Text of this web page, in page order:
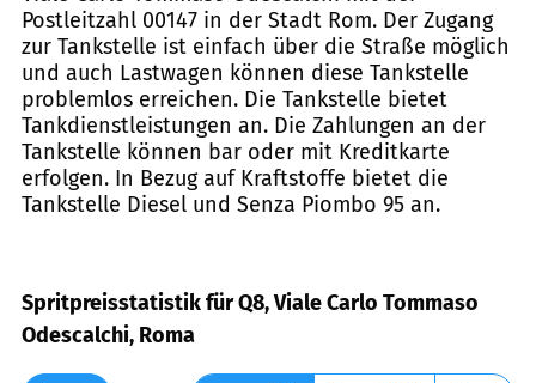
Postleitzahl 00147 in der Stadt Rom. Der Zugang
zur Tankstelle ist einfach über die Straße möglich
und auch Lastwagen können diese Tankstelle
problemlos erreichen. Die Tankstelle bietet
Tankdienstleistungen an. Die Zahlungen an der
Tankstelle können bar oder mit Kreditkarte
erfolgen. In Bezug auf Kraftstoffe bietet die
Tankstelle Diesel und Senza Piombo 95 an.
Spritpreisstatistik für Q8, Viale Carlo Tommaso
Odescalchi, Roma